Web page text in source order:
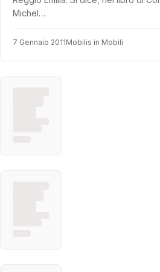
Michel…
7 Gennaio 2011Mobilis in Mobili